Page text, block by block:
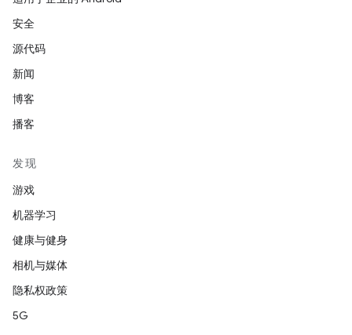
安全
源代码
新闻
博客
播客
发现
游戏
机器学习
健康与健身
相机与媒体
隐私权政策
5G